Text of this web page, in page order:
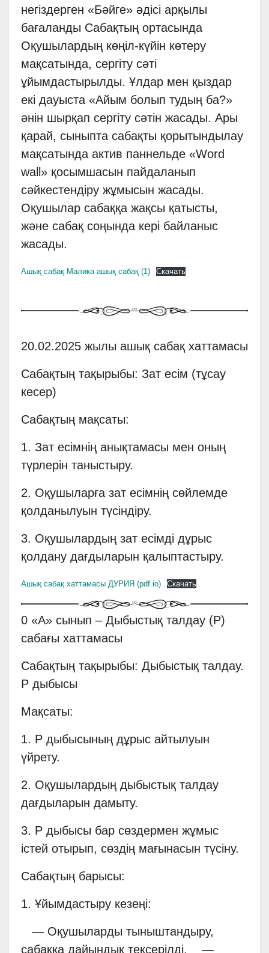
негіздерген «Бәйге» әдісі арқылы
бағаланды Сабақтың ортасында
Оқушылардың көңіл-күйін көтеру
мақсатында, сергіту сәті
ұйымдастырылды. Ұлдар мен қыздар
екі дауыста «Айым болып тудың ба?»
әнін шырқап сергіту сәтін жасады. Ары
қарай, сыныпта сабақты қорытындылау
мақсатында актив паннельде «Word
wall» қосымшасын пайдаланып
сәйкестендіру жұмысын жасады.
Оқушылар сабаққа жақсы қатысты,
және сабақ соңында кері байланыс
жасады.
Ашық сабақ Малика ашық сабақ (1) Скачать
20.02.2025 жылы ашық сабақ хаттамасы
Сабақтың тақырыбы: Зат есім (тұсау
кесер)
Сабақтың мақсаты:
1. Зат есімнің анықтамасы мен оның
түрлерін таныстыру.
2. Оқушыларға зат есімнің сөйлемде
қолданылуын түсіндіру.
3. Оқушылардың зат есімді дұрыс
қолдану дағдыларын қалыптастыру.
Ашық сабақ хаттамасы ДУРИЯ (pdf.io) Скачать
0 «А» сынып – Дыбыстық талдау (Р)
сабағы хаттамасы
Сабақтың тақырыбы: Дыбыстық талдау.
Р дыбысы
Мақсаты:
1. Р дыбысының дұрыс айтылуын
үйрету.
2. Оқушылардың дыбыстық талдау
дағдыларын дамыту.
3. Р дыбысы бар сөздермен жұмыс
істей отырып, сөздің мағынасын түсіну.
Сабақтың барысы:
1. Ұйымдастыру кезеңі:
— Оқушыларды тыныштандыру,
сабаққа дайындық тексерілді. —